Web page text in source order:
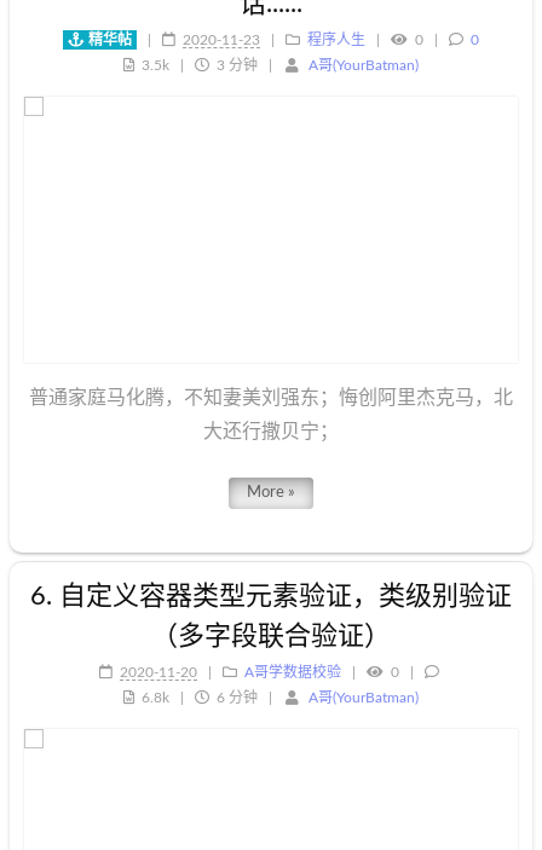
精华帖 2020-11-23 程序人生 0
0
3.5k
3 分钟 A哥(YourBatman)
普通家庭马化腾，不知妻美刘强东；悔创阿里杰克马，北
大还行撒贝宁；
More »
6. 自定义容器类型元素验证，类级别验证
（多字段联合验证）
2020-11-20 A哥学数据校验
0
6.8k
6 分钟 A哥(YourBatman)